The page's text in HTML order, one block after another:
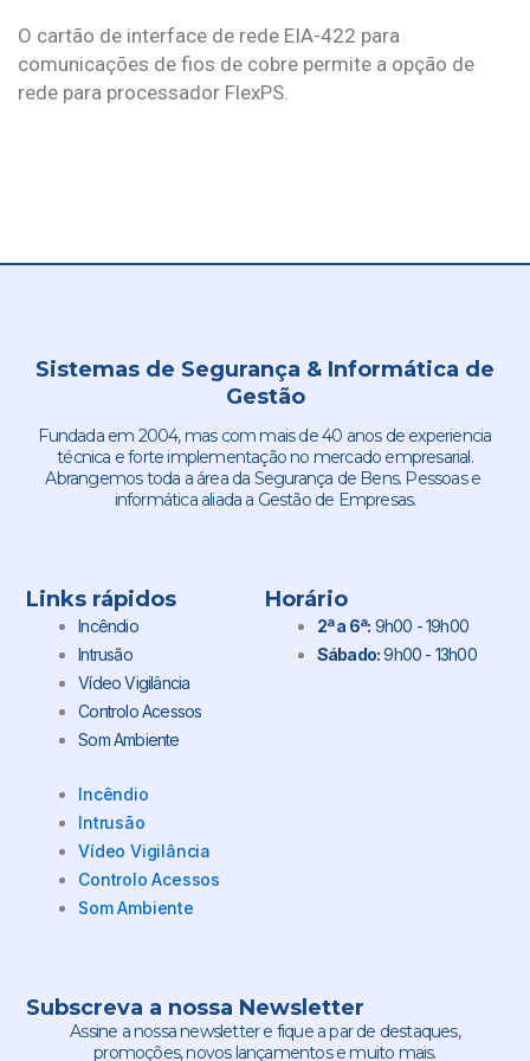
O cartão de interface de rede EIA-422 para
comunicações de fios de cobre permite a opção de
rede para processador FlexPS.
Sistemas de Segurança & Informática de
Gestão
Fundada em 2004, mas com mais de 40 anos de experiencia
técnica e forte implementação no mercado empresarial.
Abrangemos toda a área da Segurança de Bens. Pessoas e
informática aliada a Gestão de Empresas.
Links rápidos
Incêndio
Intrusão
Vídeo Vigilância
Controlo Acessos
Som Ambiente
Incêndio
Intrusão
Vídeo Vigilância
Controlo Acessos
Som Ambiente
Horário
2ª a 6ª: 9h00 - 19h00
Sábado:9h00 - 13h00
Subscreva a nossa Newsletter
Assine a nossa newsletter e fique a par de destaques,
promoções, novos lançamentos e muito mais.